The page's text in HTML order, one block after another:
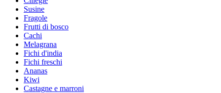
Susine
Fragole
Frutti di bosco
Cachi
Melagrana
Fichi d'india
Fichi freschi
Ananas
Kiwi
Castagne e marroni